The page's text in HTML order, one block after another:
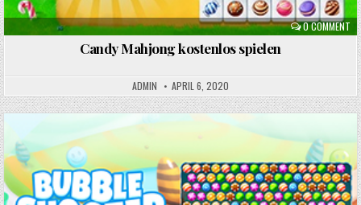
0 COMMENT
Candy Mahjong kostenlos spielen
ADMIN APRIL 6, 2020
Posted
in